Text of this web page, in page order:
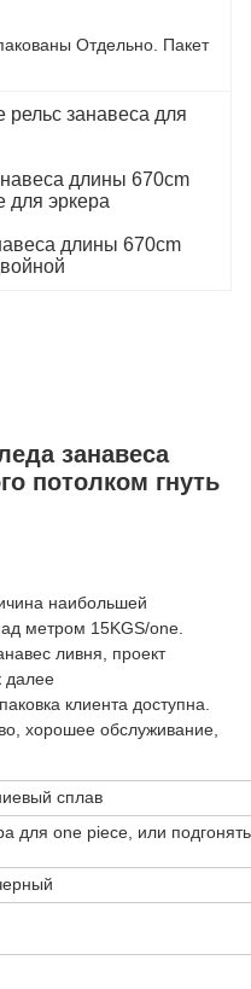
Отдельно. Пакет
рельс занавеса для
длины 670cm
для эркера
длины 670cm
занавеса
потолком гнуть
наибольшей
метром 15KGS/one.
ливня, проект
далее
клиента доступна.
хорошее обслуживание,
сплав
для one piece, или подгонять